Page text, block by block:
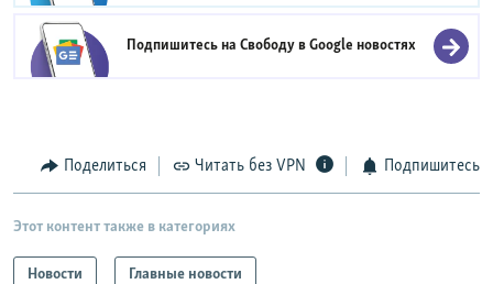
Подпишитесь на Свободу вGoogle новостях
Поделиться Читать без VPN Подпишитесь
Этот контент также в категориях
Новости Главные новости